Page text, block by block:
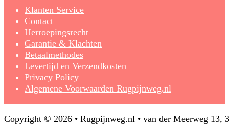
Klanten Service
Contact
Herroepingsrecht
Garantie & Klachten
Betaalmethodes
Levertijd en Verzendkosten
Privacy Policy
Algemene Voorwaarden Rugpijnweg.nl
Copyright © 2026 • Rugpijnweg.nl • van der Meerweg